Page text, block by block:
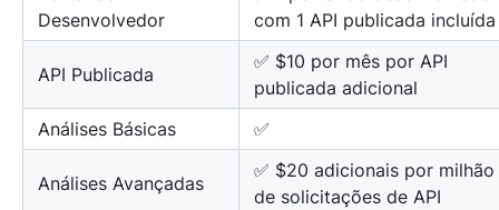
Desenvolvedor
com 1 API publicada incluída
API Publicada
✅ $10 por mês por API
publicada adicional
Análises Básicas
✅
Análises Avançadas
✅ $20 adicionais por milhão
de solicitações de API